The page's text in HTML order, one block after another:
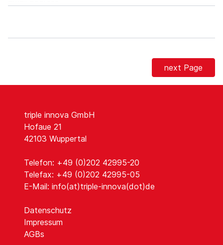
next Page
triple innova GmbH
Hofaue 21
42103 Wuppertal
Telefon: +49 (0)202 42995-20
Telefax: +49 (0)202 42995-05
E-Mail: info(at)triple-innova(dot)de
Datenschutz
Impressum
AGBs